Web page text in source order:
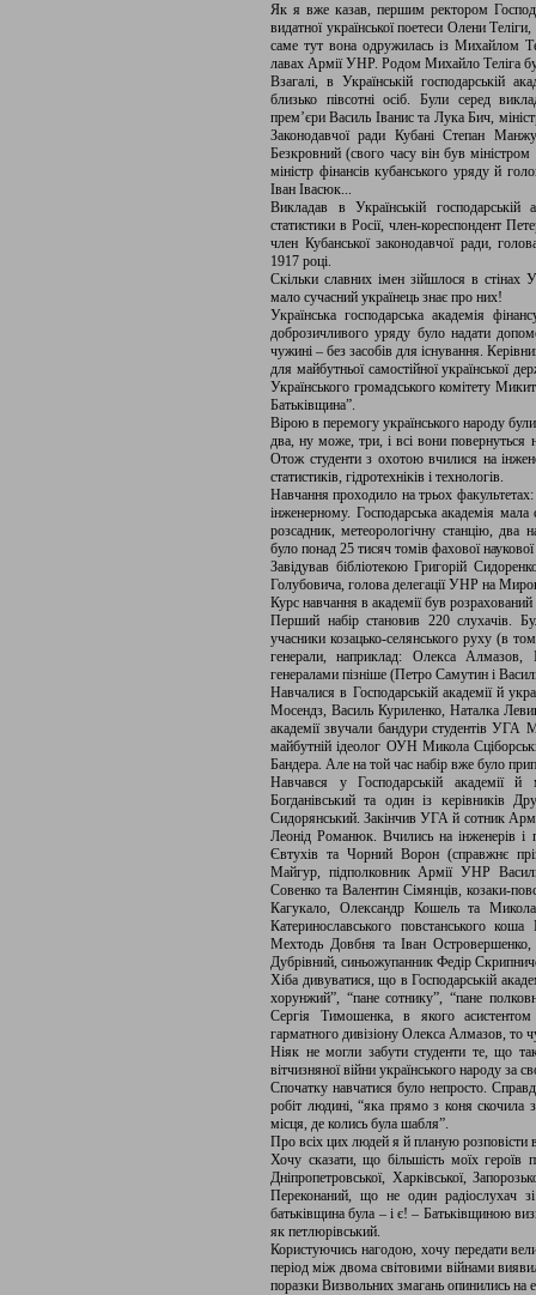
Як я вже казав, першим ректором
видатної української поетеси Олени
саме тут вона одружилась із Михайлом
лавах Армії УНР. Родом Михайло Теліга
Взагалі, в Українській господарській
близько півсотні осіб. Були серед
прем’єри Василь Іванис та Лука Бич,
Законодавчої ради Кубані Степан
Безкровний (свого часу він був
міністр фінансів кубанського уряду й
Іван Івасюк...
Викладав в Українській
статистики в Росії, член-кореспондент
член Кубанської законодавчої ради,
1917 році.
Скільки славних імен зійшлося в стінах
мало сучасний українець знає про них!
Українська господарська академія
доброзичливого уряду було надати
чужині – без засобів для існування.
для майбутньої самостійної української
Українського громадського комітету
Батьківщина”.
Вірою в перемогу українського народу були
два, ну може, три, і всі вони повернуться
Отож студенти з охотою вчилися на
статистиків, гідротехніків і технологів.
Навчання проходило на трьох
інженерному. Господарська академія мала
розсадник, метеорологічну станцію, два
було понад 25 тисяч томів фахової
Завідував бібліотекою Григорій
Голубовича, голова делегації УНР на
Курс навчання в академії був
Перший набір становив 220 слухачів.
учасники козацько-селянського руху (в
генерали, наприклад: Олекса Алмазов,
генералами пізніше (Петро Самутин і
Навчалися в Господарській академії й
Мосендз, Василь Куриленко, Наталка
академії звучали бандури студентів УГА
майбутній ідеолог ОУН Микола
Бандера. Але на той час набір вже було
Навчався у Господарській академії й
Богданівський та один із керівників
Сидорянський. Закінчив УГА й сотник
Леонід Романюк. Вчились на інженерів і
Євтухів та Чорний Ворон (справжнє
Майгур, підполковник Армії УНР
Совенко та Валентин Сімянців, козаки-
Кагукало, Олександр Кошель та
Катеринославського повстанського
Мехтодь Довбня та Іван
Дубрівний, синьожупанник Федір
Хіба дивуватися, що в Господарській
хорунжий”, “пане сотнику”, “пане
Сергія Тимошенка, в якого
гарматного дивізіону Олекса Алмазов, то
Ніяк не могли забути студенти те, що
вітчизняної війни українського народу за
Спочатку навчатися було непросто.
робіт людині, “яка прямо з коня скочила
місця, де колись була шабля”.
Про всіх цих людей я й планую
Хочу сказати, що більшість моїх героїв
Дніпропетровської, Харківської,
Переконаний, що не один радіослухач
батьківщина була – і є! – Батьківщиною
як петлюрівський.
Користуючись нагодою, хочу передати
період між двома світовими війнами
поразки Визвольних змагань опинились на